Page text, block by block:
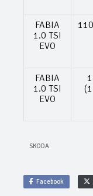
FABIA
1.0 TSI
EVO
FABIA
1.0 TSI
EVO
SKODA
Facebook